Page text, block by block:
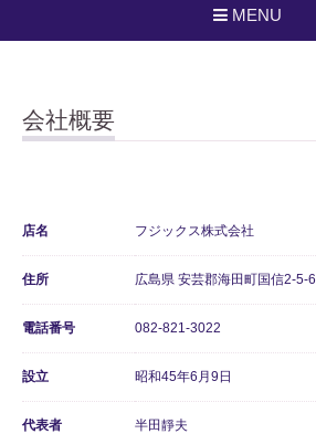
MENU
会社概要
店名 フジックス株式会社
住所 広島県 安芸郡海田町国信2-5-6
電話番号 082-821-3022
設立 昭和45年6月9日
代表者 半田靜夫